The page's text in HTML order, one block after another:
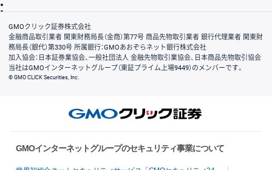
会社案内
GMOクリック証券株式会社
金融商品取引業者 関東財務局長（金商）第77号 商品先物取引業者 銀行代理業者 関東財
務局長（銀代）第330号 所属銀行：GMOあおぞらネット銀行株式会社
加入協会：日本証券業協会、一般社団法人 金融先物取引業協会、日本商品先物取引協会
当社はGMOインターネットグループ（東証プライム上場9449）のメンバーです。
© GMO CLICK Securities, Inc.
GMOインターネットグループのセキュリティ事業について